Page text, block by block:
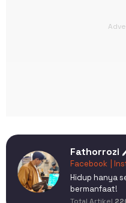
Fathorrozi
Facebook |
Hidup hanya
bermanfaat!